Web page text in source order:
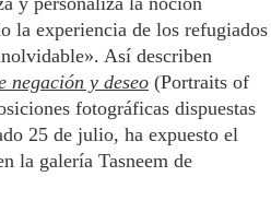
la experiencia de los refugiados
Así describen
negación y deseo (Portraits of
fotográficas dispuestas
25 de julio, ha expuesto el
la galería Tasneem de